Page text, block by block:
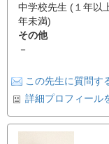
中学校先生 (１年以
年未満)
その他
－
この先生に質問す
詳細プロフィール